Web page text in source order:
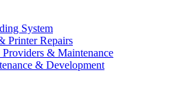
System
Printer Repairs
& Maintenance
& Development